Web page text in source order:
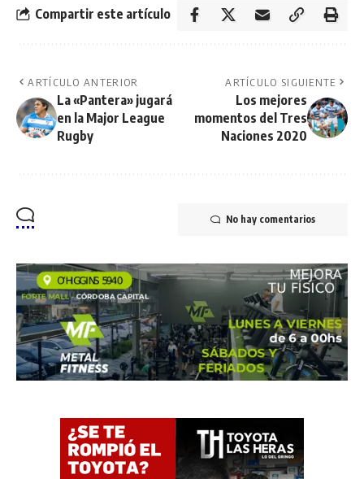
Compartir este artículo
ARTÍCULO ANTERIOR
La «Pantera» jugará
en la Major League
Rugby
ARTÍCULO SIGUIENTE
Los mejores
momentos del Tres
Naciones 2020
No hay comentarios